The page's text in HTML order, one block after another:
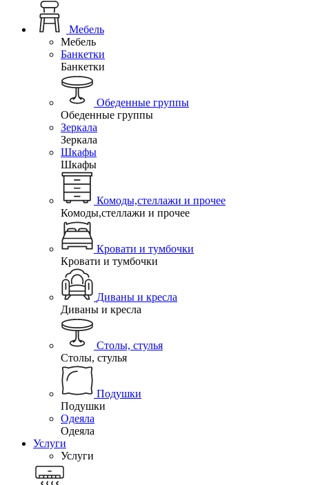
Мебель
Мебель
Банкетки
Банкетки
Обеденные группы
Обеденные группы
Зеркала
Зеркала
Шкафы
Шкафы
Комоды,стеллажи и прочее
Комоды,стеллажи и прочее
Кровати и тумбочки
Кровати и тумбочки
Диваны и кресла
Диваны и кресла
Столы, стулья
Столы, стулья
Подушки
Подушки
Одеяла
Одеяла
Услуги
Услуги